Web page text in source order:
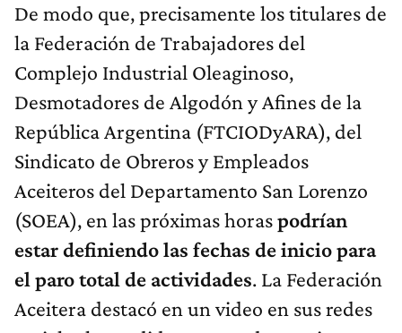
De modo que, precisamente los titulares de
la Federación de Trabajadores del
Complejo Industrial Oleaginoso,
Desmotadores de Algodón y Afines de la
República Argentina (FTCIODyARA), del
Sindicato de Obreros y Empleados
Aceiteros del Departamento San Lorenzo
(SOEA), en las próximas horaspodrían
estar definiendo las fechas de inicio para
el paro total de actividades. La Federación
Aceitera destacó en un video en sus redes